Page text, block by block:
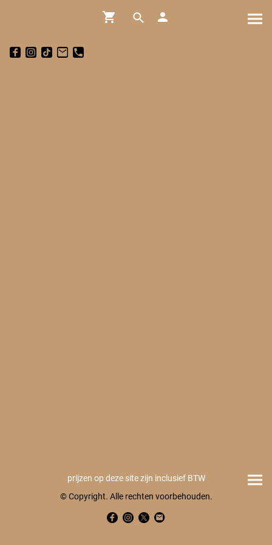
prijzen op deze site zijn inclusief BTW
© Copyright. Alle rechten voorbehouden.